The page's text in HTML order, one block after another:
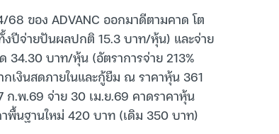
68 ของ ADVANC ออกมาดีตามคาด โต
ปีจ่ายปันผลปกติ 15.3 บาท/หุ้น) และจ่าย
บาท/หุ้น (อัตราการจ่าย 213%
เงินสดภายในและกู้ยืม ณ ราคาหุ้น 361
ก.พ.69 จ่าย 30 เม.ย.69 คาดราคาหุ้น
าพื้นฐานใหม่ 420 บาท (เดิม 350 บาท)